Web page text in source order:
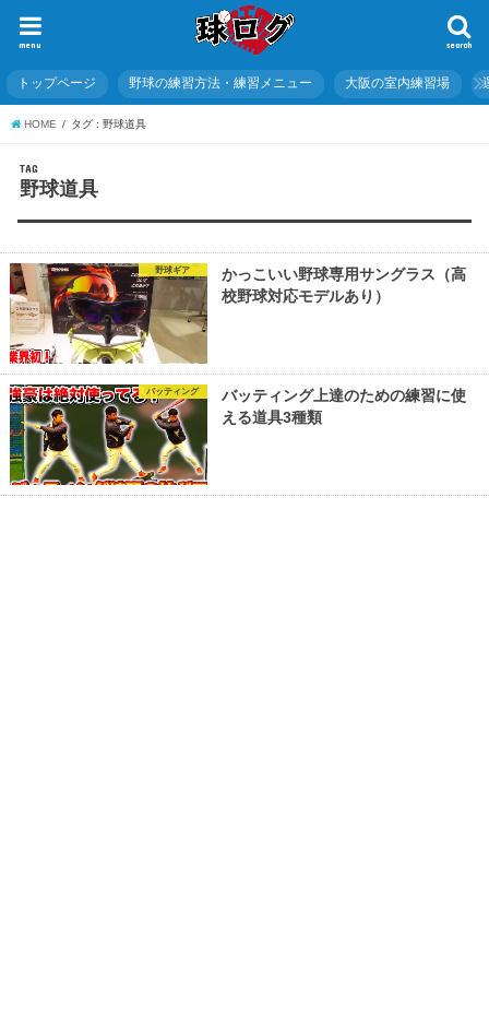
search
menu
トップページ 野球の練習方法・練習メニュー 大阪の室内練習場
HOME タグ : 野球道具
TAG
野球道具
野球ギア
かっこいい野球専用サングラス（高
校野球対応モデルあり）
バッティング
バッティング上達のための練習に使
える道具3種類